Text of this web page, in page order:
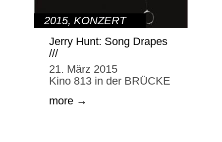
2015, KONZERT
Jerry Hunt: Song Drapes
///
21. März 2015
Kino 813 in der BRÜCKE
more →